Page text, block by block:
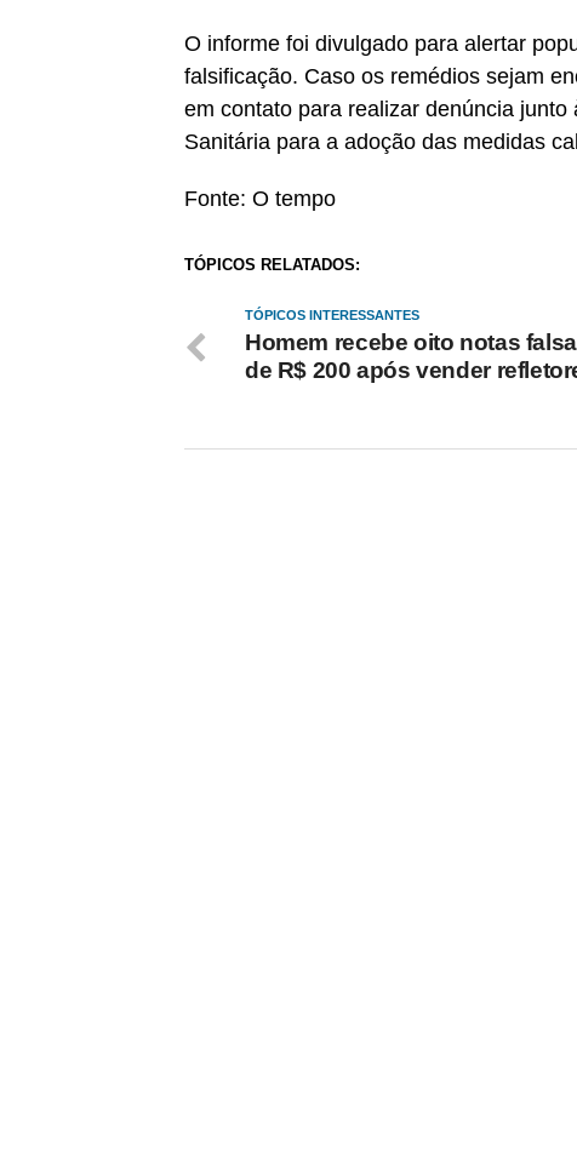
O informe foi divulgado para alertar
falsificação. Caso os remédios sejam
em contato para realizar denúncia
Sanitária para a adoção das medidas
Fonte: O tempo
TÓPICOS RELATADOS:
TÓPICOS INTERESSANTES
Homem recebe oito notas
de R$ 200 após vender